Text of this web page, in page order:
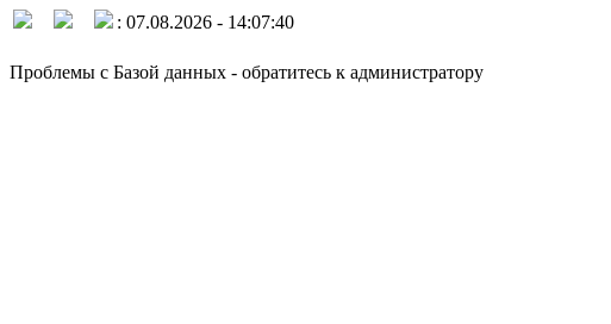
: 07.08.2026 - 14:07:40
Проблемы с Базой данных - обратитесь к администратору